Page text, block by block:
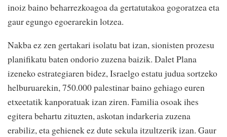
inoiz baino beharrezkoagoa da gertatutakoa gogoratzea eta
gaur egungo egoerarekin lotzea.
Nakba ez zen gertakari isolatu bat izan, sionisten prozesu
planifikatu baten ondorio zuzena baizik. Dalet Plana
izeneko estrategiaren bidez, Israelgo estatu judua sortzeko
helburuarekin, 750.000 palestinar baino gehiago euren
etxeetatik kanporatuak izan ziren. Familia osoak ihes
egitera behartu zituzten, askotan indarkeria zuzena
erabiliz, eta gehienek ez dute sekula itzultzerik izan. Gaur